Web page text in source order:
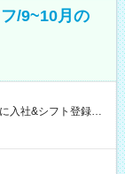
/9~10月の
入社&シフト登録す
1万1500円でしっか